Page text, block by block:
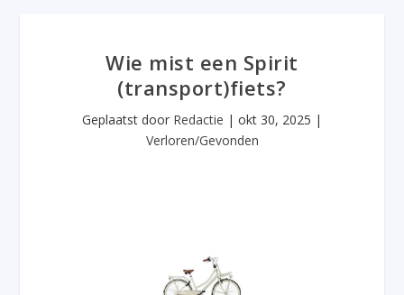
Wie mist een Spirit
(transport)fiets?
Geplaatst door Redactie | okt 30, 2025 |
Verloren/Gevonden